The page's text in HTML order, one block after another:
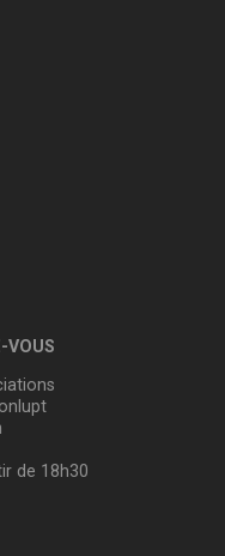
VOUS
de 18h30